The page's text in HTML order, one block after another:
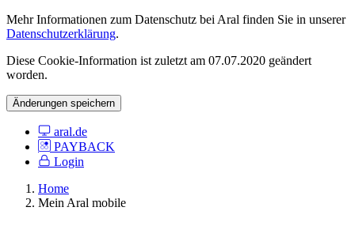
Mehr Informationen zum Datenschutz bei Aral finden Sie in unserer
Datenschutzerklärung.
Diese Cookie-Information ist zuletzt am 07.07.2020 geändert
worden.
Änderungen speichern
aral.de
PAYBACK
Login
Home
Mein Aral mobile